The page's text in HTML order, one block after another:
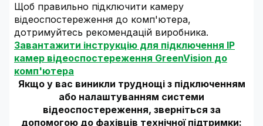
Щоб правильно підключити камеру
відеоспостереження до комп'ютера,
дотримуйтесь рекомендацій виробника.
Завантажити інструкцію для підключення IP
камер відеоспостереження GreenVision до
комп'ютера
Якщо у вас виникли труднощі з підключенням
або налаштуванням системи
відеоспостереження, зверніться за
допомогою до фахівців технічної підтримки: